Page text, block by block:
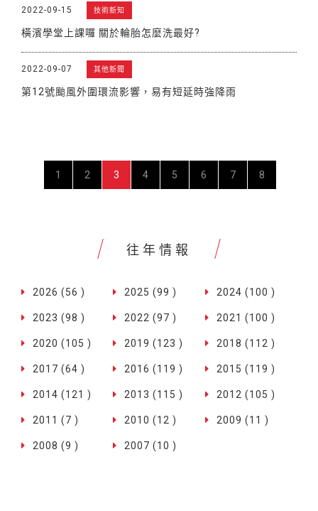
2022-09-15 技術新知
橫濱學堂上課囉 關於輪胎怎麼洗最好?
2022-09-07 其他新聞
第12號颱風外圍環流影響，易有短延時強降雨
1 2 3 4 5 6 7 8
往年情報
2026 (56 ) 2025 (99 ) 2024 (100 )
2023 (98 ) 2022 (97 ) 2021 (100 )
2020 (105 ) 2019 (123 ) 2018 (112 )
2017 (64 ) 2016 (119 ) 2015 (119 )
2014 (121 ) 2013 (115 ) 2012 (105 )
2011 (7 ) 2010 (12 ) 2009 (11 )
2008 (9 ) 2007 (10 )